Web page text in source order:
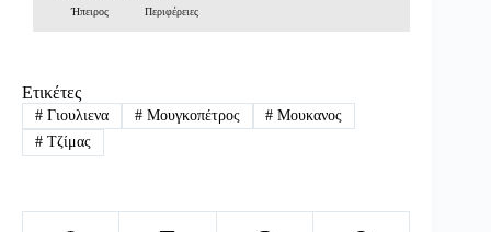
Ήπειρος Περιφέρειες
Ετικέτες
#Γιουλιενα #Μουγκοπέτρος # Μουκανος
#Τζίμας